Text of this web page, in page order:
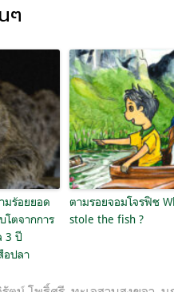
ๆ
มร้อยยอด
โตจากการ
3 ปี
อปลา
ตามรอยจอมโจรฟิช
stole the fish ?